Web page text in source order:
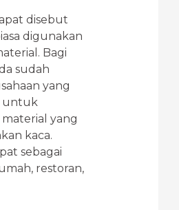
disebut
digunakan
Bagi
sudah
yang
untuk
yang
kaca.
sebagai
restoran,